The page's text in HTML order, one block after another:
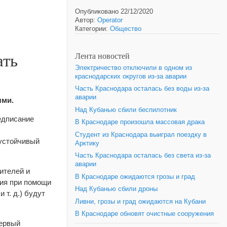
и
при помощи
т. д.) будут
Опубликовано 22/12/2020
Автор: Operator
Категории: Общество
Лента новостей
Электричество отключили в одном из
краснодарских округов из-за аварии
Часть Краснодара осталась без воды из-за
аварии
Над Кубанью сбили беспилотник
В Краснодаре произошла массовая драка
Студент из Краснодара выиграл поездку в
Арктику
Часть Краснодара осталась без света из-за
аварии
В Краснодаре ожидаются грозы и град
Над Кубанью сбили дроны
Ливни, грозы и град ожидаются на Кубани
В Краснодаре обновят очистные сооружения